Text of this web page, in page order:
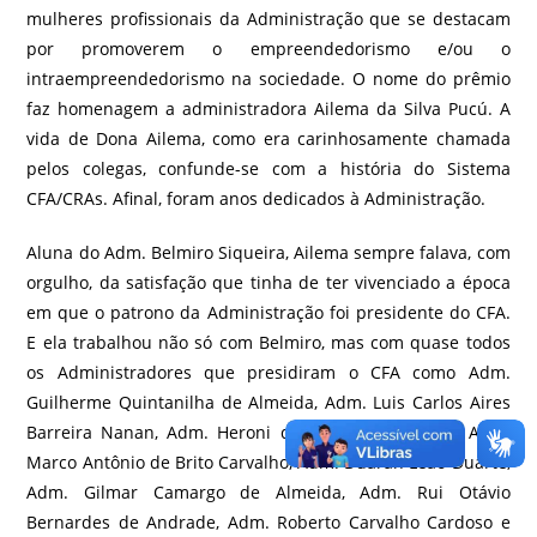
mulheres profissionais da Administração que se destacam
por promoverem o empreendedorismo e/ou o
intraempreendedorismo na sociedade. O nome do prêmio
faz homenagem a administradora Ailema da Silva Pucú. A
vida de Dona Ailema, como era carinhosamente chamada
pelos colegas, confunde-se com a história do Sistema
CFA/CRAs. Afinal, foram anos dedicados à Administração.
Aluna do Adm. Belmiro Siqueira, Ailema sempre falava, com
orgulho, da satisfação que tinha de ter vivenciado a época
em que o patrono da Administração foi presidente do CFA.
E ela trabalhou não só com Belmiro, mas com quase todos
os Administradores que presidiram o CFA como Adm.
Guilherme Quintanilha de Almeida, Adm. Luis Carlos Aires
Barreira Nanan, Adm. Heroni de Assunção Jacques, Adm.
Marco Antônio de Brito Carvalho, Adm. Duaran Leão Duarte,
Adm. Gilmar Camargo de Almeida, Adm. Rui Otávio
Bernardes de Andrade, Adm. Roberto Carvalho Cardoso e